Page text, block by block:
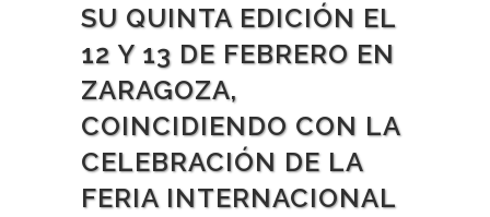
SU QUINTA EDICIÓN EL
12 Y 13 DE FEBRERO EN
ZARAGOZA,
COINCIDIENDO CON LA
CELEBRACIÓN DE LA
FERIA INTERNACIONAL